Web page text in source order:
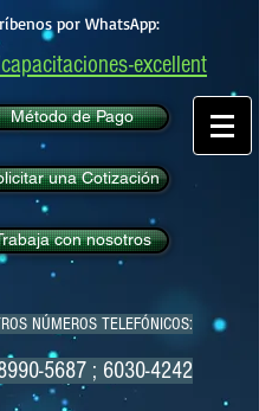
por WhatsApp:
excellent
Método de Pago
una Cotización
con nosotros
NÚMEROS TELEFÓNICOS:
5687 ; 6030-4242